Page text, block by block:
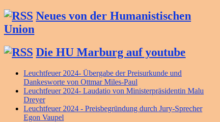
Neues von der Humanistischen
Union
Die HU Marburg auf youtube
Leuchtfeuer 2024- Übergabe der Preisurkunde und
Dankesworte von Ottmar Miles-Paul
Leuchtfeuer 2024- Laudatio von Ministerpräsidentin Malu
Dreyer
Leuchtfeuer 2024 - Preisbegründung durch Jury-Sprecher
Egon Vaupel